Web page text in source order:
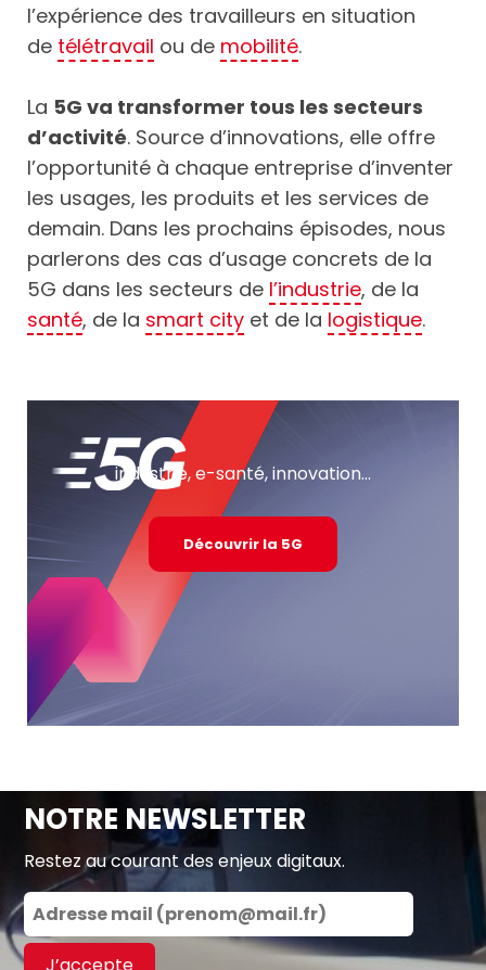
l’expérience des travailleurs en situation
de télétravail ou de mobilité.
La 5G va transformer tous les secteurs
d’activité. Source d’innovations, elle offre
l’opportunité à chaque entreprise d’inventer
les usages, les produits et les services de
demain. Dans les prochains épisodes, nous
parlerons des cas d’usage concrets de la
5G dans les secteurs de l’industrie, de la
santé, de la smart city et de la logistique.
industrie, e-santé, innovation...
Découvrir la 5G
NOTRE NEWSLETTER
Restez au courant des enjeux digitaux.